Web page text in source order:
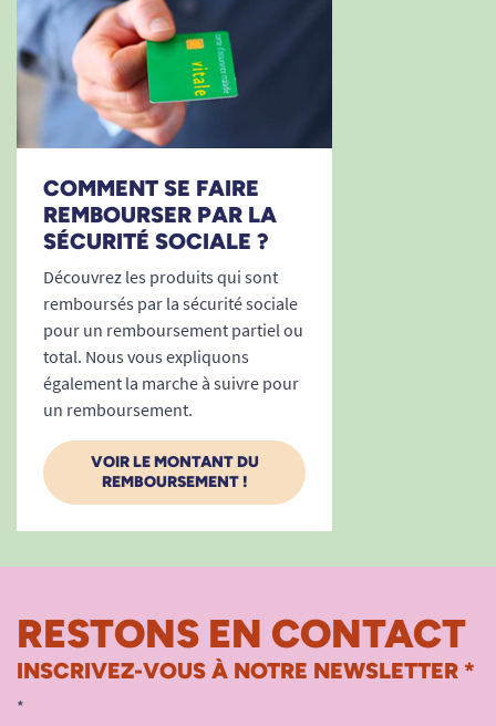
COMMENT SE FAIRE
REMBOURSER PAR LA
SÉCURITÉ SOCIALE ?
Découvrez les produits qui sont
remboursés par la sécurité sociale
pour un remboursement partiel ou
total. Nous vous expliquons
également la marche à suivre pour
un remboursement.
VOIR LE MONTANT DU
REMBOURSEMENT !
RESTONS EN CONTACT
INSCRIVEZ-VOUS À NOTRE NEWSLETTER *
*